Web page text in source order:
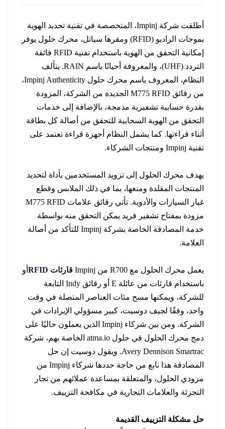
Melayu
Polski
Tiếng Việt
Indonesia
magyar
أطلقت شركة Impinj، المتخصصة في تقنية تحديد الهوية
بموجات الراديو (RFID) ومقرها سياتل، محرك حلول يوفر
إمكانية التحقق من الهوية باستخدام تقنية RFID فائقة
التردد (UHF)، والمعروفة أحيانًا باسم RAIN. يتألف
النظام، المعروف باسم محرك حلول Impinj Authenticity،
من رقائق M775 RFID الجديدة من الشركة، المزودة
بقدرة حسابية تشفيرية مدمجة، بالإضافة إلى خدمات
التحقق من الهوية السحابية للتحقق من أصالة كل بطاقة
أثناء قراءتها. كما يشمل النظام أجهزة قراءة تعتمد على
تقنية Impinj ومنتجات الشركاء.
يهدف محرك الحلول إلى تزويد المستخدمين بأداة لتحديد
المنتجات المقلدة ومنعها، بما في ذلك الملابس وقطع
غيار السيارات والأدوية. تأتي رقائق علامات M775 RFID
مزودة بمفتاح تشفير فريد يمكن التحقق منه بواسطة
خدمة المصادقة الخاصة بشركة Impinj للتأكد من أصالة
العلامة.
يعمل محرك الحلول مع R700 من Impinj قارئات RFID
أو
باستخدام قارئات من عائلة E أو رقائق Indy التابعة
للشركة، ويمكنها مسح مئات العناصر المتصلة في وقت
واحد، وفقًا لجيف دوسيت، كبير مسؤولي الإيرادات في
الشركة. ومن بين شركاء Impinj الذين يعملون حاليًا على
دمج محرك الحلول في حلول atma.io الخاصة بهم، شركة
Avery Dennison Smartrac. ويقول دوسيت إن حل
المصادقة هذا نابع من حاجة حددها شركاء Impinj من
مزودي الحلول، والمتعلقة بمساعدة عملائهم من تجار
التجزئة والعلامات التجارية في مكافحة التزييف.
حل مشكلة التزييف القديمة